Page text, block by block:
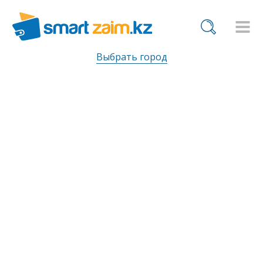
Выбрать город